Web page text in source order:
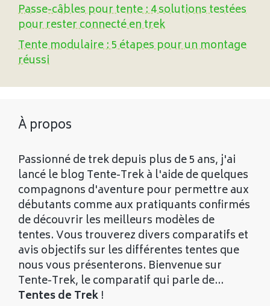
Passe-câbles pour tente : 4 solutions testées
pour rester connecté en trek
Tente modulaire : 5 étapes pour un montage
réussi
À propos
Passionné de trek depuis plus de 5 ans, j'ai
lancé le blog Tente-Trek à l'aide de quelques
compagnons d'aventure pour permettre aux
débutants comme aux pratiquants confirmés
de découvrir les meilleurs modèles de
tentes. Vous trouverez divers comparatifs et
avis objectifs sur les différentes tentes que
nous vous présenterons. Bienvenue sur
Tente-Trek, le comparatif qui parle de...
Tentes de Trek !